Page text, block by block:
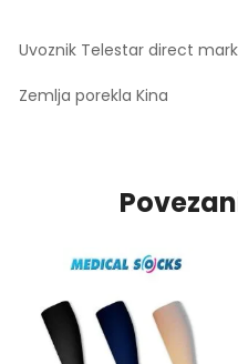
Uvoznik Telestar direct
Zemlja porekla Kina